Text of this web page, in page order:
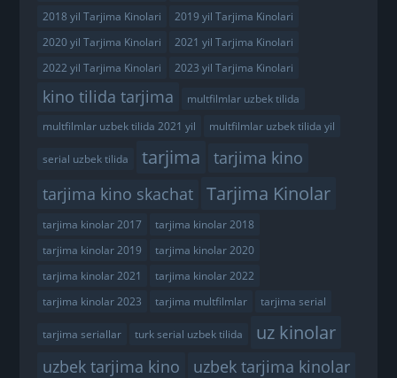
2018 yil Tarjima Kinolari
2019 yil Tarjima Kinolari
2020 yil Tarjima Kinolari
2021 yil Tarjima Kinolari
2022 yil Tarjima Kinolari
2023 yil Tarjima Kinolari
kino tilida tarjima
multfilmlar uzbek tilida
multfilmlar uzbek tilida 2021 yil
multfilmlar uzbek tilida yil
serial uzbek tilida tarjima
tarjima kino
tarjima kino skachat
Tarjima Kinolar
tarjima kinolar 2017
tarjima kinolar 2018
tarjima kinolar 2019
tarjima kinolar 2020
tarjima kinolar 2021
tarjima kinolar 2022
tarjima kinolar 2023
tarjima multfilmlar tarjima serial
tarjima seriallar turk serial uzbek tilida uz kinolar
uzbek tarjima kino uzbek tarjima kinolar